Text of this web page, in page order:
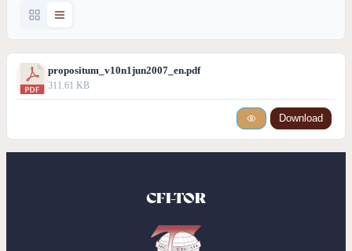
propositum_v10n1jun2007_en.pdf
311.61 KB
Download
CFI-TOR